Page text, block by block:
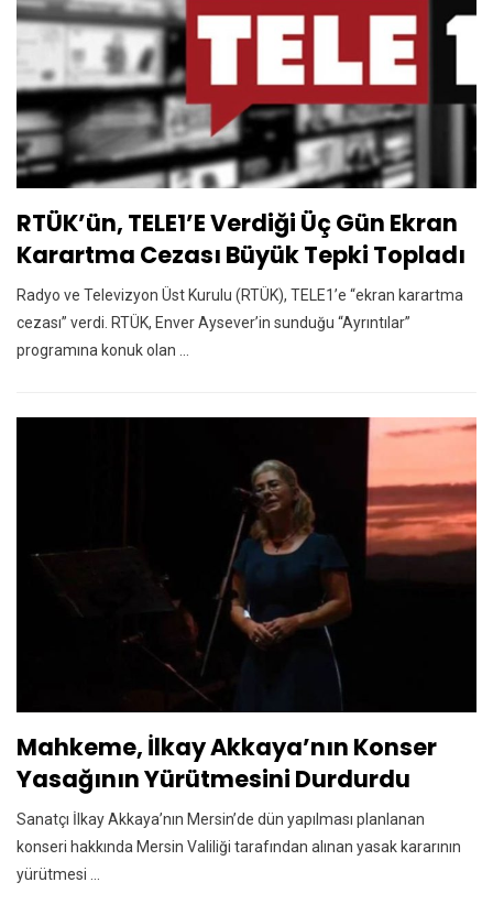
RTÜK’ün, TELE1’e Verdiği Üç Gün Ekran
Karartma Cezası Büyük Tepki Topladı
Radyo ve Televizyon Üst Kurulu (RTÜK), TELE1’e “ekran karartma
cezası” verdi. RTÜK, Enver Aysever’in sunduğu “Ayrıntılar”
programına konuk olan ...
Mahkeme, İlkay Akkaya’nın Konser
Yasağının Yürütmesini Durdurdu
Sanatçı İlkay Akkaya’nın Mersin’de dün yapılması planlanan
konseri hakkında Mersin Valiliği tarafından alınan yasak kararının
yürütmesi ...